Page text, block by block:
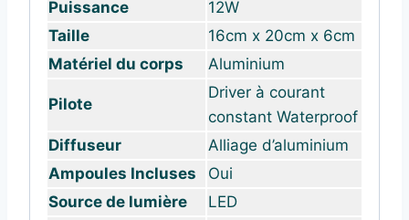
Puissance
12W
Taille
16cm x 20cm x 6cm
Matériel du corps
Aluminium
Pilote
Driver à courant
constant Waterproof
Diffuseur
Alliage d’aluminium
Ampoules Incluses
Oui
Source de lumière
LED